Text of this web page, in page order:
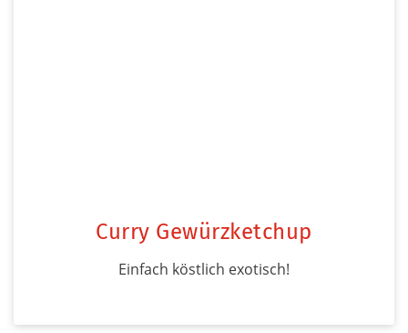
Curry Gewürzketchup
Einfach köstlich exotisch!